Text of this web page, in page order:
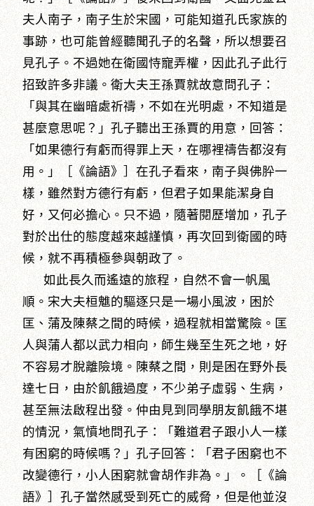
夫人南子，南子生於宋國，可能知道孔氏家族的
事跡，也可能曾經聽聞孔子的名聲，所以想要召
見孔子。不過她在衛國恃寵弄權，因此孔子此行
招致許多非議。衛大夫王孫賈就故意問孔子：
「與其在幽暗處祈禱，不如在光明處，不知道是
甚麼意思呢？」孔子聽出王孫賈的用意，回答：
「如果德行有虧而得罪上天，在哪裡禱告都沒有
用。」［《論語》］在孔子看來，南子與佛肸一
樣，雖然對方德行有虧，但君子如果能潔身自
好，又何必擔心。只不過，隨著閱歷增加，孔子
對於出仕的態度越來越謹慎，再次回到衛國的時
候，就不再積極參與朝政了。
如此長久而遙遠的旅程，自然不會一帆風
順。宋大夫桓魋的驅逐只是一場小風波，困於
匡、蒲及陳蔡之間的時候，過程就相當驚險。匡
人與蒲人都以武力相向，師生幾至生死之地，好
不容易才脫離險境。陳蔡之間，則是困在野外長
達七日，由於飢餓過度，不少弟子虛弱、生病，
甚至無法啟程出發。仲由見到同學朋友飢餓不堪
的情況，氣憤地問孔子：「難道君子跟小人一樣
有困窮的時候嗎？」孔子回答：「君子困窮也不
改變德行，小人困窮就會胡作非為。」。［《論
語》］孔子當然感受到死亡的威脅，但是他並沒